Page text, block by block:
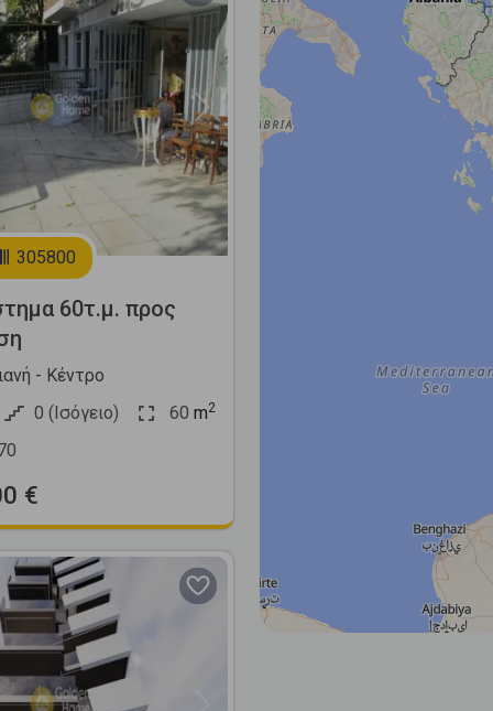
Next
305800
60τ.μ. προς
- Κέντρο
0 (Ισόγειο)
60 m2
€